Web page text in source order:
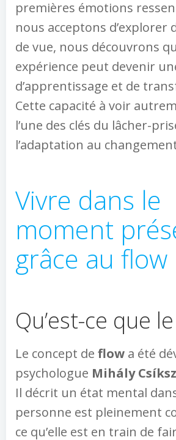
premières émotions
nous acceptons d’explorer
de vue, nous découvrons
expérience peut devenir
d’apprentissage et de
Cette capacité à voir
l’une des clés du lâcher-
l’adaptation au
Vivre dans le
moment
grâce au flow
Qu’est-ce que
Le concept de flow a été
psychologue Mihály
Il décrit un état mental
personne est pleinement
ce qu’elle est en train de